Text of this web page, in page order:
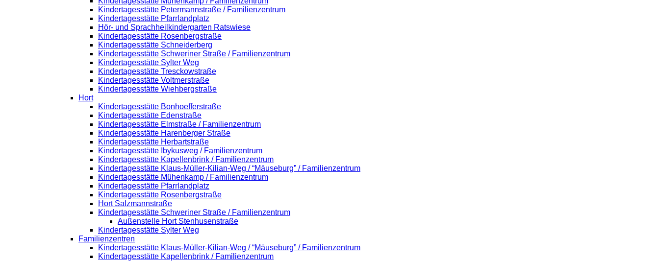
Kindertagesstätte Petermannstraße / Familienzentrum
Kindertagesstätte Pfarrlandplatz
Hör- und Sprachheilkindergarten Ratswiese
Kindertagesstätte Rosenbergstraße
Kindertagesstätte Schneiderberg
Kindertagesstätte Schweriner Straße / Familienzentrum
Kindertagesstätte Sylter Weg
Kindertagesstätte Tresckowstraße
Kindertagesstätte Voltmerstraße
Kindertagesstätte Wiehbergstraße
Hort
Kindertagesstätte Bonhoefferstraße
Kindertagesstätte Edenstraße
Kindertagesstätte Elmstraße / Familienzentrum
Kindertagesstätte Harenberger Straße
Kindertagesstätte Herbartstraße
Kindertagesstätte Ibykusweg / Familienzentrum
Kindertagesstätte Kapellenbrink / Familienzentrum
Kindertagesstätte Klaus-Müller-Kilian-Weg / “Mäuseburg” / Familienzentrum
Kindertagesstätte Mühenkamp / Familienzentrum
Kindertagesstätte Pfarrlandplatz
Kindertagesstätte Rosenbergstraße
Hort Salzmannstraße
Kindertagesstätte Schweriner Straße / Familienzentrum
Außenstelle Hort Stenhusenstraße
Kindertagesstätte Sylter Weg
Familienzentren
Kindertagesstätte Klaus-Müller-Kilian-Weg / “Mäuseburg” / Familienzentrum
Kindertagesstätte Kapellenbrink / Familienzentrum